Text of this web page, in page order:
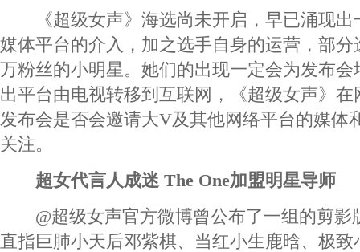
《超级女声》海选尚未开启，早已涌现出
媒体平台的介入，加之选手自身的运营，部
万粉丝的小明星。她们的出现一定会为发布
出平台由电视转移到互联网，《超级女声》
发布会是否会邀请大V及其他网络平台的媒体
关注。
超女代言人成迷 The One加盟明星导师
@超级女声官方微博曾公布了一组的剪影
直指巨肺小天后邓紫棋、当红小生鹿晗、极